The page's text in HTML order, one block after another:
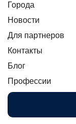
Города
Новости
Для партнеров
Контакты
Блог
Профессии